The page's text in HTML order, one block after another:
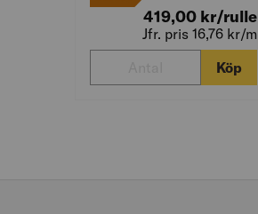
419,00 kr/rulle
Jfr. pris 16,76 kr/m
Köp